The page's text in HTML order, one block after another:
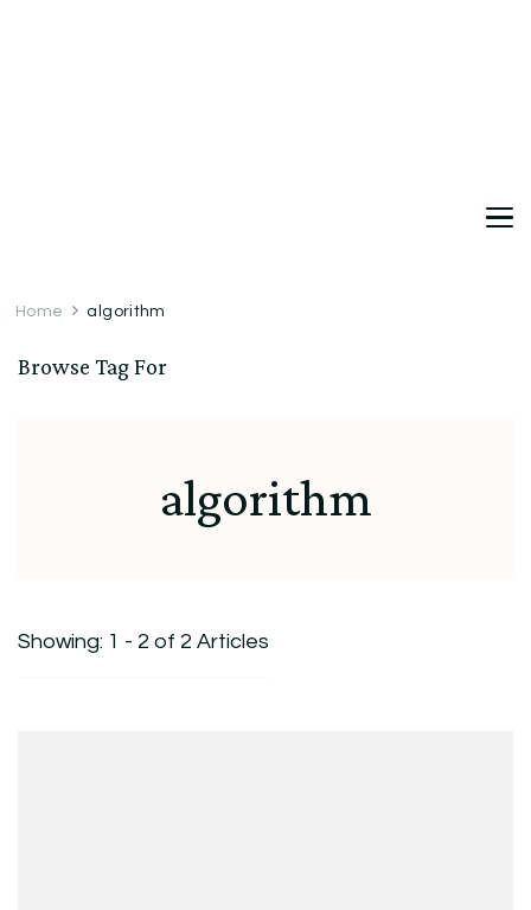
Home algorithm
Browse Tag For
algorithm
Showing: 1 - 2 of 2 Articles